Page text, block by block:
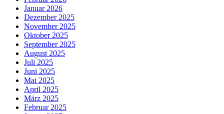
Januar 2026
Dezember 2025
November 2025
Oktober 2025
September 2025
August 2025
Juli 2025
Juni 2025
Mai 2025
April 2025
März 2025
Februar 2025